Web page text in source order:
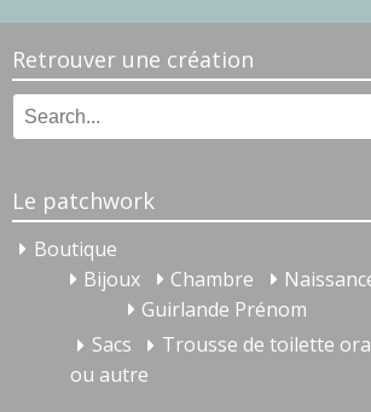
Retrouver une création
Search
for:
Le patchwork
Boutique
Bijoux
Chambre
Guirlande Prénom
Sacs
Trousse de toilette
ou autre